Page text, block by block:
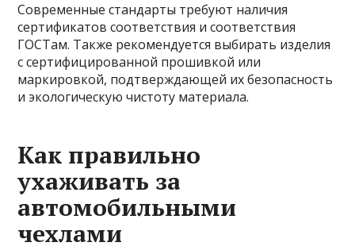
Современные стандарты требуют наличия
сертификатов соответствия и соответствия
ГОСТам. Также рекомендуется выбирать изделия
с сертифицированной прошивкой или
маркировкой, подтверждающей их безопасность
и экологическую чистоту материала.
Как правильно
ухаживать за
автомобильными
чехлами